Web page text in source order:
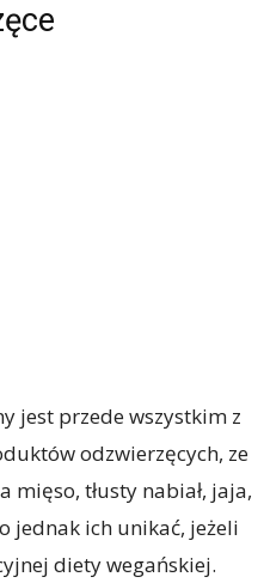
jest przede wszystkim z
odzwierzęcych, ze
mięso, tłusty nabiał, jaja,
jednak ich unikać, jeżeli
diety wegańskiej.